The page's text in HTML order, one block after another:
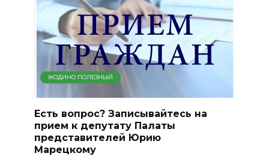
ЖОДИНО ПОЛЕЗНЫЙ
Есть вопрос? Записывайтесь на
прием к депутату Палаты
представителей Юрию
Марецкому